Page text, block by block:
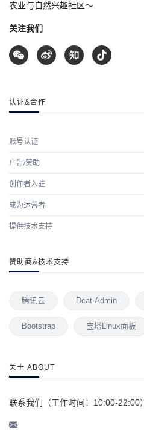
农业与自然兴趣社区～
关注我们
认证&合作
账号认证
广告/赞助
创作者入驻
成为运营者
提供技术支持
赞助商&技术支持
腾讯云 Dcat-Admin
Bootstrap 宝塔Linux面板
关于 ABOUT
联系我们（工作时间：10:00-22:00）